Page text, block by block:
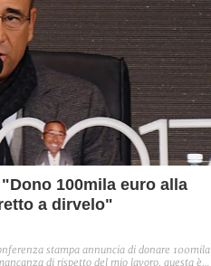
100mila euro alla
a dirvelo"
stampa annuncia di donare 100mila
di rispetto del mio lavoro, questa è